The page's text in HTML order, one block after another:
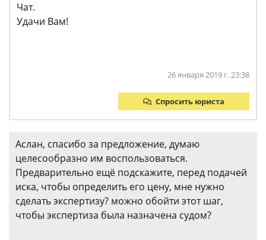
Чат.
Удачи Вам!
26 января 2019 г. 23:38
Спросить юриста
Аслан, спасибо за предложение, думаю
целесообразно им воспользоваться.
Предварительно ещё подскажите, перед подачей
иска, чтобы определить его цену, мне нужно
сделать экспертизу? можно обойти этот шаг,
чтобы экспертиза была назначена судом?